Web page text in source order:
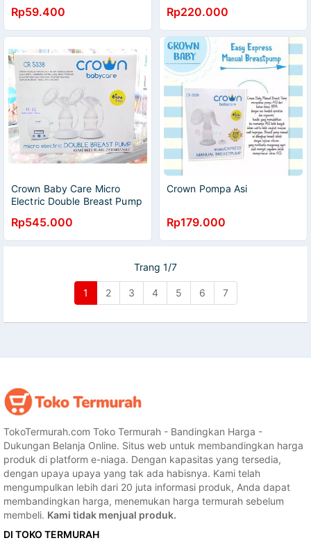
Tubuh
Rp59.400 Rp220.000
Crown Baby Care Micro
Electric Double Breast Pump
Electric Crown CR 5338
Rp545.000
Crown Pompa Asi
Rp179.000
Trang 1/7
1 2 3 4 5 6 7
TokoTermurah.com Toko Termurah - Bandingkan Harga -
Dukungan Belanja Online. Situs web untuk membandingkan harga
produk di platform e-niaga. Dengan kapasitas yang tersedia,
dengan upaya upaya yang tak ada habisnya. Kami telah
mengumpulkan lebih dari 20 juta informasi produk, Anda dapat
membandingkan harga, menemukan harga termurah sebelum
membeli. Kami tidak menjual produk.
DI TOKO TERMURAH